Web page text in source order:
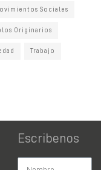
Sociales
Originarios
Trabajo
Escribenos